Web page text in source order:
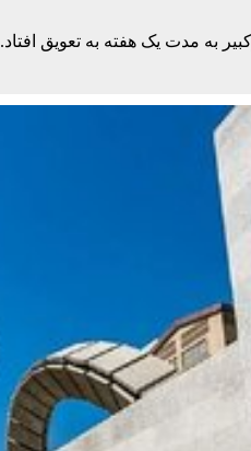
به مدت یک هفته به تعویق افتاد.